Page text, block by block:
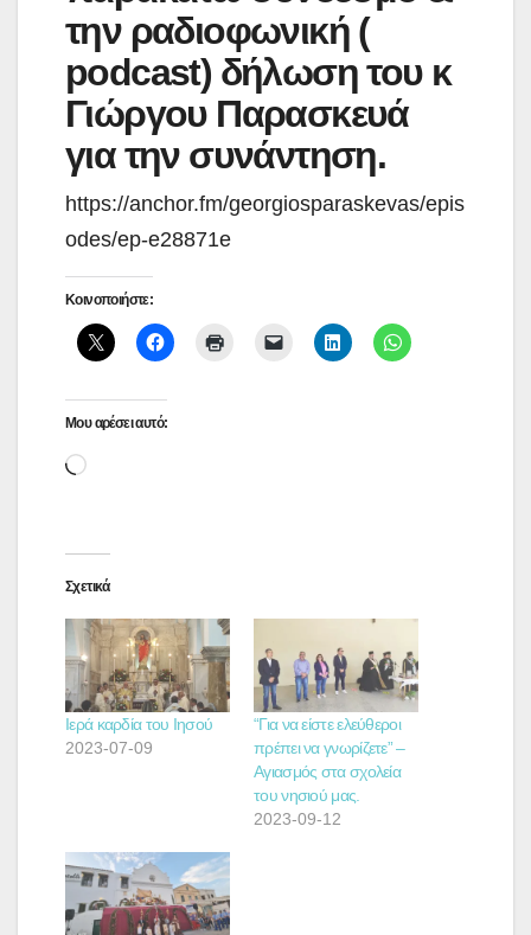
την ραδιοφωνική (
podcast) δήλωση του κ
Γιώργου Παρασκευά
για την συνάντηση.
https://anchor.fm/georgiosparaskevas/epis
odes/ep-e28871e
Κοινοποιήστε:
Μου αρέσει αυτό:
Loading…
Σχετικά
Ιερά καρδία του Ιησού
2023-07-09
“Για να είστε ελεύθεροι
πρέπει να γνωρίζετε” –
Αγιασμός στα σχολεία
του νησιού μας.
2023-09-12